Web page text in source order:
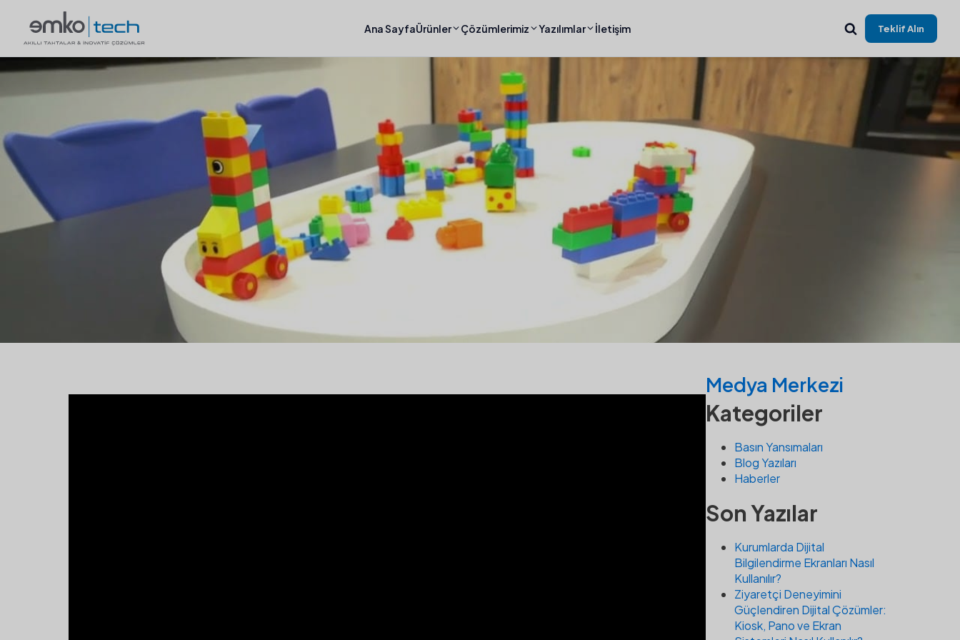
Ana SayfaÜrünler Çözümlerimiz Yazılımlar İletişim Teklif Alın
TANIŞMAN / İstanbul Furniture Fair
20/03/2025 ·Haberler
Medya Merkezi
Kategoriler
Basın Yansımaları
Blog Yazıları
Haberler
Son Yazılar
Kurumlarda Dijital
Bilgilendirme Ekranları Nasıl
Kullanılır?
Ziyaretçi Deneyimini
Güçlendiren Dijital Çözümler:
Kiosk, Pano ve Ekran